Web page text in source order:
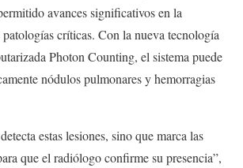
avances significativos en la
críticas. Con la nueva tecnología
Photon Counting, el sistema puede
nódulos pulmonares y hemorragias
estas lesiones, sino que marca las
que el radiólogo confirme su presencia”,